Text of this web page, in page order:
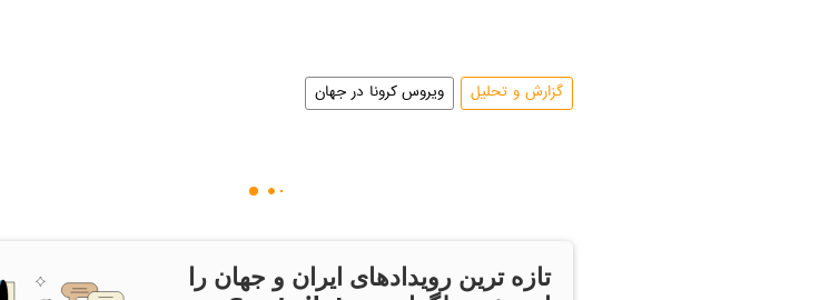
گزارش و تحلیل ویروس کرونا در جهان
تازه ترین رویدادهای ایران و جهان را